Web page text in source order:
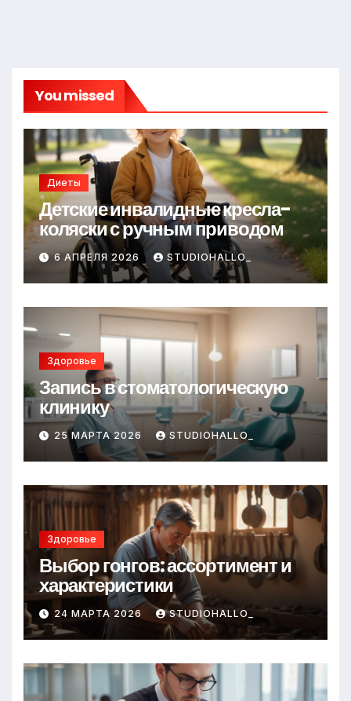
You missed
Диеты
Детские инвалидные кресла-
коляски с ручным приводом
6 АПРЕЛЯ 2026 STUDIOHALLO_
Здоровье
Запись в стоматологическую
клинику
25 МАРТА 2026 STUDIOHALLO_
Здоровье
Выбор гонгов: ассортимент и
характеристики
24 МАРТА 2026 STUDIOHALLO_